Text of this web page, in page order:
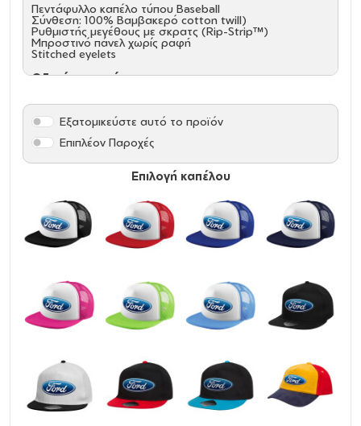
Πεντάφυλλο καπέλο τύπου Baseball
Σύνθεση: 100% Βαμβακερό cotton twill)
Ρυθμιστής μεγέθους με σκρατς (Rip-Strip™)
Μπροστινό πάνελ χωρίς ραφή
Stitched eyelets
Οδηγίες συντήρησης
Επιλογή καπέλου
Εξατομικεύστε αυτό το προϊόν
Επιπλέον Παροχές